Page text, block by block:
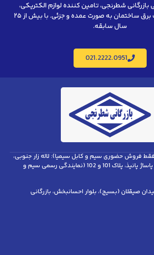
بازرگانی شطرنجی، تامین کننده لوازم الکتریکی،
روشنایی و ملزومات برق ساختمان به صورت عمده و جزئی. با بیش از ۲۵
سال سابقه.
021.2222.0951
فروش حضوری سیم و کابل سیمیا): لاله زار جنوبی،
کوچه شاهچراغی، پاساژ پانیذ، پلاک 101 و 102 (نمایندگی رسمی سیم و
صیقلان (بسیج)، بلوار احسانبخش، بازرگانی